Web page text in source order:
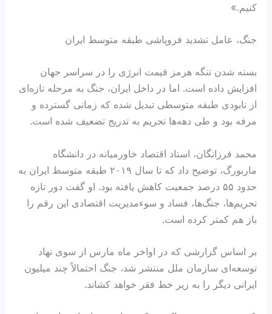
کنیم.»
جنگ، عامل تشدید فروپاشی طبقه متوسط ایران
بسته شدن تنگه هرمز قیمت انرژی را در سراسر جهان
افزایش داده است. اما در داخل ایران، جنگ به مرحله تازه‌ای
از نابودی طبقه متوسطی تبدیل شده که زمانی گسترده و
مرفه بود و طی دهه‌ها تحریم به تدریج تضعیف شده است.
محمد فرزانگان، استاد اقتصاد خاورمیانه در دانشگاه
ماربورگ، توضیح داد که تا سال ۲۰۱۹ طبقه متوسط ایران به
حدود ۵۵ درصد جمعیت کاهش یافته بود. او گفت دور تازه
تحریم‌ها، جنگ‌ها، فساد و سوءمدیریت اقتصادی این رقم را
باز هم کمتر کرده است.
بر اساس گزارشی که در اواخر ماه مارس از سوی نهاد
توسعه‌ای سازمان ملل منتشر شد، جنگ احتمالاً چند میلیون
ایرانی دیگر را به زیر خط فقر خواهد کشاند.